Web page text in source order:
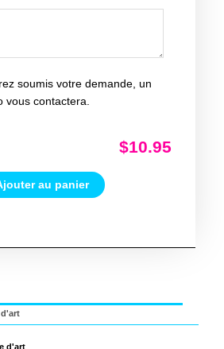
soumis votre demande, un
vous contactera.
$10.95
au panier
d'art